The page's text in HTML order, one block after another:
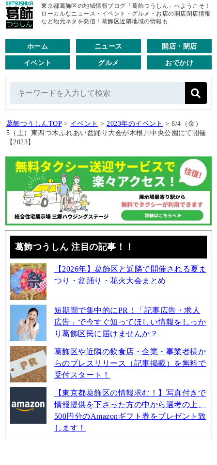
東京都葛飾区の地域情報ブログ「葛飾つうしん」へようこそ！
ローカルなニュース・イベント・グルメ・お店の開店閉店情報
など地元ネタを発信！葛飾区近隣地域の情報も
ホーム ニュース 開店・閉店
イベント グルメ おでかけ
葛飾つうしんTOP > イベント > 2023年のイベント > 8/4（金）
5（土）東四つ木ふれあい盆踊り大会が木根川中央公園にて開催
【2023】
葛飾つうしん 注目の記事！！
【2026年】葛飾区と近隣で開催される夏ま
つり・盆踊り・花火大会まとめ
短期間で集中的にPR！「記事広告・求人
広告」で今すぐ知ってほしい情報をしっか
り葛飾区民に届けませんか？
葛飾区や近隣の飲食店・企業・事業者様か
らのプレスリリース（記事掲載）を無料で
受付スタート！
【東京都葛飾区の情報求む！】写真付きで
情報提供を下さった方の中から選考の上、
500円分のAmazonギフト券をプレゼント致
します！